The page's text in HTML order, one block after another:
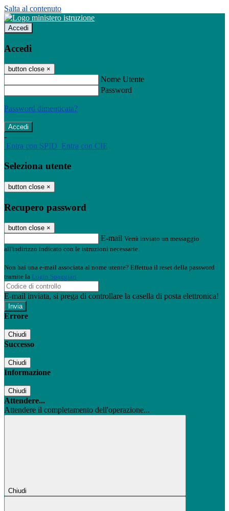
Salta al contenuto
Accedi
Accedi
button close ×
Nome Utente
Password
Password dimenticata?
-
Entra con SPID Entra con CIE
Seleziona utente
button close ×
Recupero password
button close ×
E-mail Verrà inviato un messaggio
all'indirizzo indicato con le istruzioni necessarie.
Non hai una e-mail associata al nome utente? Effettua il reset della password
tramite la Login Spaggiari
E-mail inviata, si prega di controllare la casella di posta elettronica!
Errore
Chiudi
Successo
Chiudi
Informazione
Chiudi
Attendere...
Attendere il completamento dell'operazione...
Chiudi